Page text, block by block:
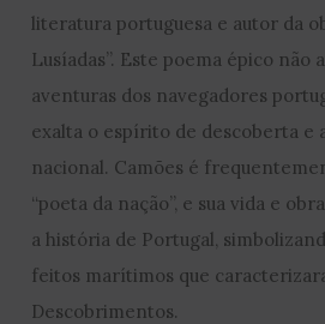
literatura portuguesa e autor da
Lusíadas”. Este poema épico não
aventuras dos navegadores
exalta o espírito de descoberta e
nacional. Camões é
“poeta da nação”, e sua vida e
a história de Portugal,
feitos marítimos que
Descobrimentos.